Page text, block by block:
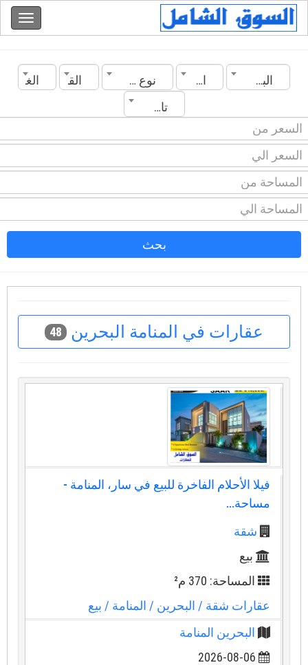
البحرين المنامة نوع العقار القسم
الغرف
تاريخ الانشاء
بحث
عقارات في المنامة البحرين 48
فيلا الأحلام الفاخرة للبيع في سار، المنامة -
مساحة...
شقة
بيع
المساحة: 370 م²
عقارات شقة / البحرين/ المنامة/ بيع
البحرين المنامة
2026-08-06